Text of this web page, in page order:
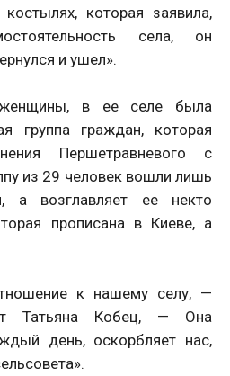
которая заявила,
села, он
и ушел».
в ее селе была
группа граждан, которая
Першетравневого с
из 29 человек вошли лишь
а возглавляет ее некто
прописана в Киеве, а
к нашему селу, —
Татьяна Кобец, — Она
день, оскорбляет нас,